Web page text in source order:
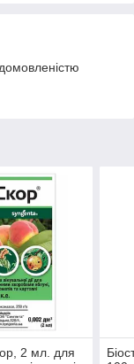
2 мл. для